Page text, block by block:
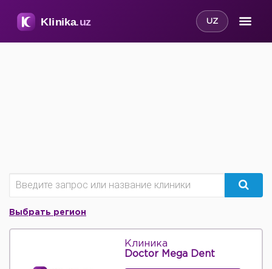
UZ
Выбрать регион
Клиника
Doctor Mega Dent